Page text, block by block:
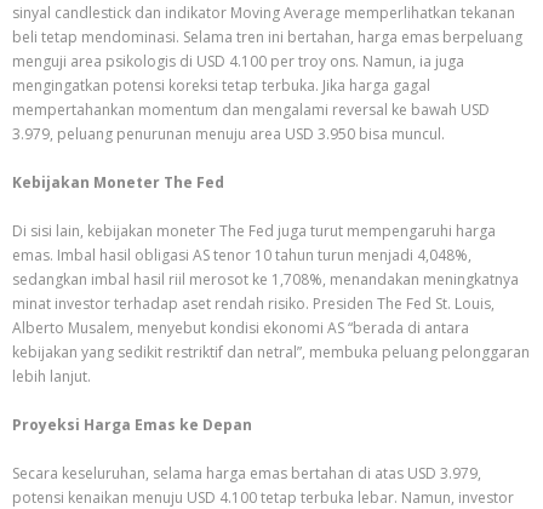
sinyal candlestick dan indikator Moving Average memperlihatkan tekanan
beli tetap mendominasi. Selama tren ini bertahan, harga emas berpeluang
menguji area psikologis di USD 4.100 per troy ons. Namun, ia juga
mengingatkan potensi koreksi tetap terbuka. Jika harga gagal
mempertahankan momentum dan mengalami reversal ke bawah USD
3.979, peluang penurunan menuju area USD 3.950 bisa muncul.
Kebijakan Moneter The Fed
Di sisi lain, kebijakan moneter The Fed juga turut mempengaruhi harga
emas. Imbal hasil obligasi AS tenor 10 tahun turun menjadi 4,048%,
sedangkan imbal hasil riil merosot ke 1,708%, menandakan meningkatnya
minat investor terhadap aset rendah risiko. Presiden The Fed St. Louis,
Alberto Musalem, menyebut kondisi ekonomi AS “berada di antara
kebijakan yang sedikit restriktif dan netral”, membuka peluang pelonggaran
lebih lanjut.
Proyeksi Harga Emas ke Depan
Secara keseluruhan, selama harga emas bertahan di atas USD 3.979,
potensi kenaikan menuju USD 4.100 tetap terbuka lebar. Namun, investor